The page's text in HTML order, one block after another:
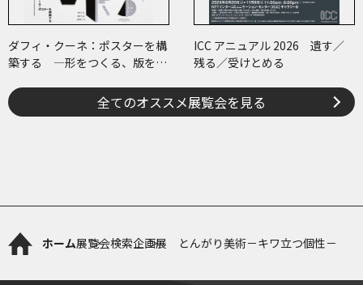
ダフィ・クーネ：ポスターを構
築する ―形をつくる、版をつ
ICC アニュアル 2026 遺す／
残る／受けとめる
全てのオススメ展覧会を見る
ホーム展覧会検索企画展 とんがり美術－キワ立つ個性－